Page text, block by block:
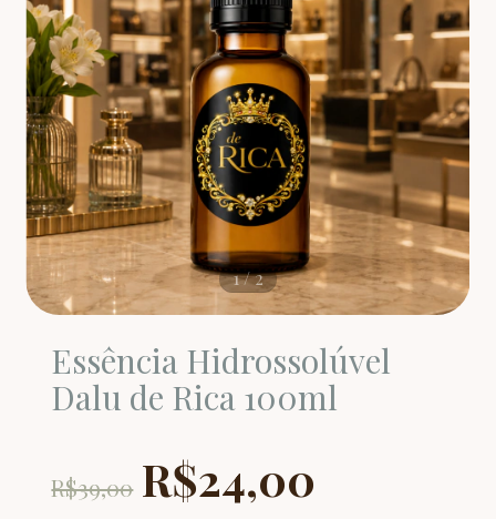
1/2
Essência Hidrossolúvel
Dalu de Rica 100ml
R$39,00 R$24,00